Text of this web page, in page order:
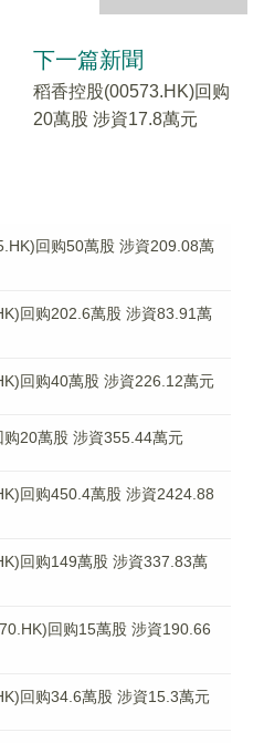
下一篇新聞
稻香控股(00573.HK)回购
20萬股 涉資17.8萬元
回购50萬股 涉資209.08萬
回购202.6萬股 涉資83.91萬
回购40萬股 涉資226.12萬元
20萬股 涉資355.44萬元
回购450.4萬股 涉資2424.88
回购149萬股 涉資337.83萬
回购15萬股 涉資190.66
回购34.6萬股 涉資15.3萬元